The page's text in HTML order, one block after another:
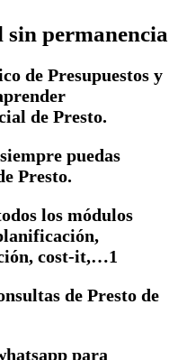
sin permanencia
de Presupuestos y
de Presto.
puedas
Presto.
los módulos
cost-it,…1
de Presto de
para